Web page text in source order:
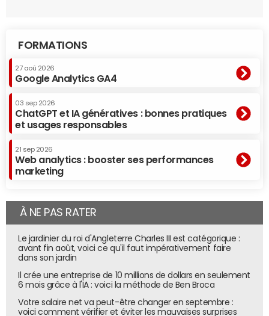
Evolution des recherches selon Google Insights
De la même façon, les résultats de la présidentielle
américaine ne semblent pas avoir été prévus par Google
qui cumulait à l'époque le plus de recherches. Quant à
Mitt Romney, candidat républicain préssenti pour les
prochaines élections, il semble devancer aujourd'hui
Barack Obama.
FORMATIONS
27 aoû 2026
Google Analytics GA4
03 sep 2026
ChatGPT et IA génératives : bonnes pratiques
et usages responsables
21 sep 2026
Web analytics : booster ses performances
marketing
À NE PAS RATER
Le jardinier du roi d'Angleterre Charles III est catégorique :
avant fin août, voici ce qu'il faut impérativement faire
dans son jardin
Il crée une entreprise de 10 millions de dollars en seulement
6 mois grâce à l'IA : voici la méthode de Ben Broca
Votre salaire net va peut-être changer en septembre :
voici comment vérifier et éviter les mauvaises surprises